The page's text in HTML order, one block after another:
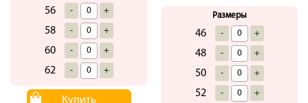
56 - +
58 - +
60 - +
62 - +
Купить
Размеры
46 - +
48 - +
50 - +
52 - +